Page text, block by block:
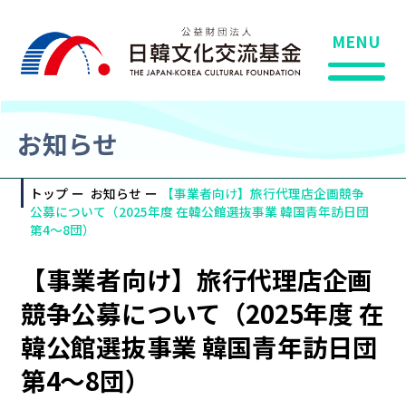
MENU
お知らせ
トップ お知らせ
【事業者向け】旅行代理店企画競争
公募について（2025年度 在韓公館選抜事業 韓国青年訪日団
第4～8団）
【事業者向け】旅行代理店企画
競争公募について（2025年度 在
韓公館選抜事業 韓国青年訪日団
第4～8団）